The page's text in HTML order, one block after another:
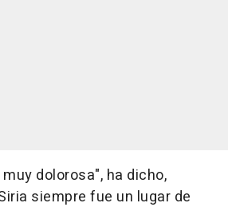
dolorosa", ha dicho,
siempre fue un lugar de